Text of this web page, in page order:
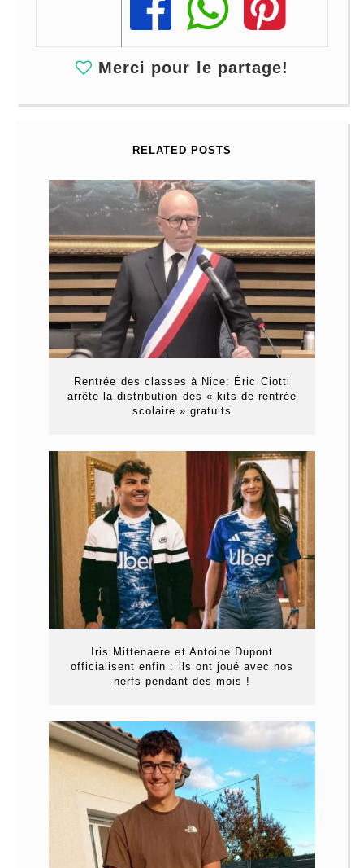
Merci pour le partage!
RELATED POSTS
Rentrée des classes à Nice: Éric Ciotti
arrête la distribution des « kits de rentrée
scolaire » gratuits
Iris Mittenaere et Antoine Dupont
officialisent enfin : ils ont joué avec nos
nerfs pendant des mois !